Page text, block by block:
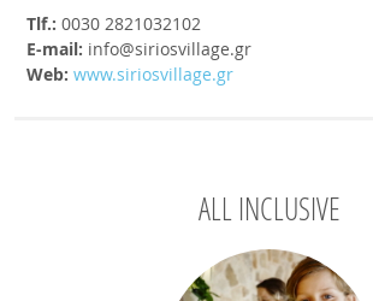
Tlf.: 0030 2821032102
E-mail: info@siriosvillage.gr
Web: www.siriosvillage.gr
ALL INCLUSIVE